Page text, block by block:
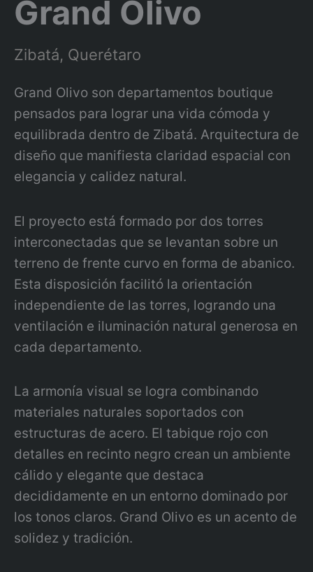
Grand Olivo
Zibatá, Querétaro
Grand Olivo son departamentos boutique
pensados para lograr una vida cómoda y
equilibrada dentro de Zibatá. Arquitectura de
diseño que manifiesta claridad espacial con
elegancia y calidez natural.
El proyecto está formado por dos torres
interconectadas que se levantan sobre un
terreno de frente curvo en forma de abanico.
Esta disposición facilitó la orientación
independiente de las torres, logrando una
ventilación e iluminación natural generosa en
cada departamento.
La armonía visual se logra combinando
materiales naturales soportados con
estructuras de acero. El tabique rojo con
detalles en recinto negro crean un ambiente
cálido y elegante que destaca
decididamente en un entorno dominado por
los tonos claros. Grand Olivo es un acento de
solidez y tradición.